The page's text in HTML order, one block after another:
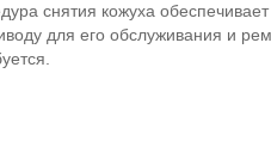
снятия кожуха
для его обслуживания и